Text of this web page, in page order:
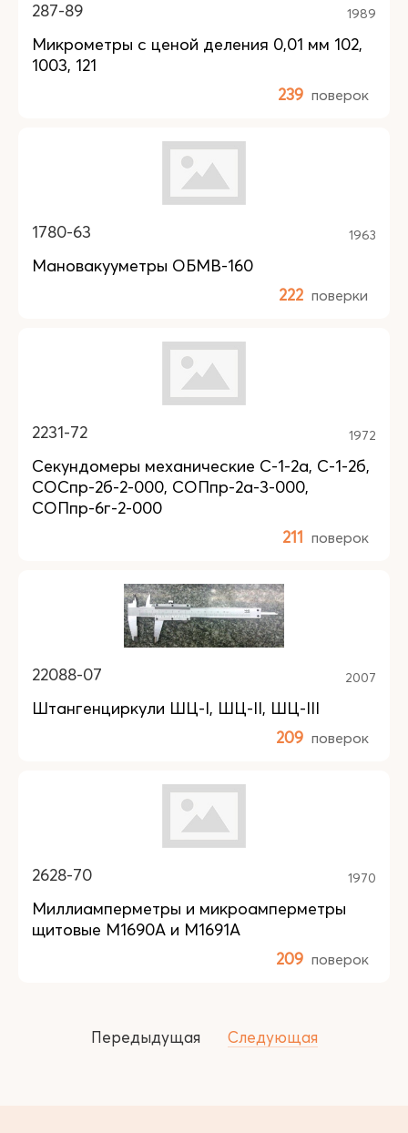
287-89 1989
Микрометры с ценой деления 0,01 мм 102,
1003, 121
239 поверок
1780-63 1963
Мановакууметры ОБМВ-160
222 поверки
2231-72 1972
Секундомеры механические С-1-2а, С-1-2б,
СОСпр-2б-2-000, СОПпр-2а-3-000,
СОПпр-6г-2-000
211 поверок
22088-07 2007
Штангенциркули ШЦ-I, ШЦ-II, ШЦ-III
209 поверок
2628-70 1970
Миллиамперметры и микроамперметры
щитовые М1690А и М1691А
209 поверок
Передыдущая Следующая